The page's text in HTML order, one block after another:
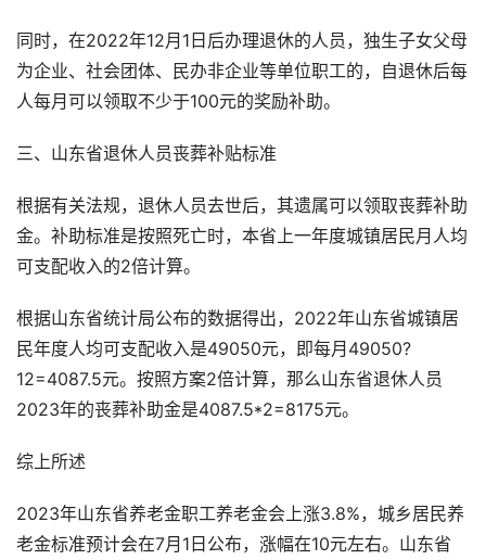
同时，在2022年12月1日后办理退休的人员，独生子女父母
为企业、社会团体、民办非企业等单位职工的，自退休后每
人每月可以领取不少于100元的奖励补助。
三、山东省退休人员丧葬补贴标准
根据有关法规，退休人员去世后，其遗属可以领取丧葬补助
金。补助标准是按照死亡时，本省上一年度城镇居民月人均
可支配收入的2倍计算。
根据山东省统计局公布的数据得出，2022年山东省城镇居
民年度人均可支配收入是49050元，即每月49050?
12=4087.5元。按照方案2倍计算，那么山东省退休人员
2023年的丧葬补助金是4087.5*2=8175元。
综上所述
2023年山东省养老金职工养老金会上涨3.8%，城乡居民养
老金标准预计会在7月1日公布，涨幅在10元左右。山东省